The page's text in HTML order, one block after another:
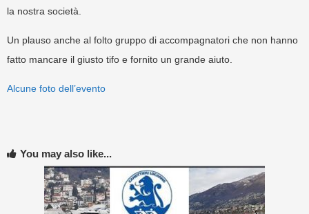
la nostra società.
Un plauso anche al folto gruppo di accompagnatori che non hanno
fatto mancare il giusto tifo e fornito un grande aiuto.
Alcune foto dell’evento
You may also like...